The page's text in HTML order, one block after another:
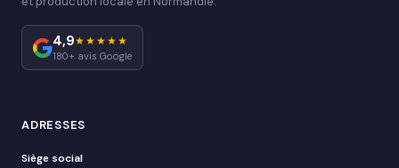
4,9★★★★★
180+ avis Google
ADRESSES
Siège social